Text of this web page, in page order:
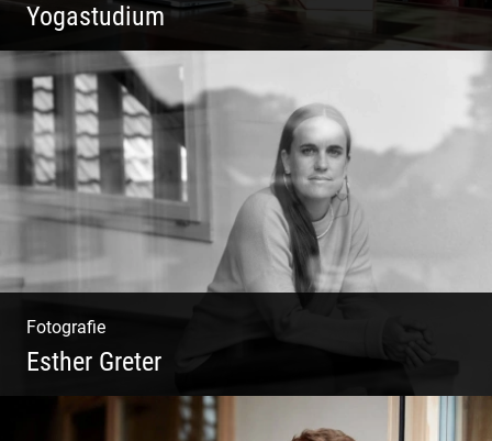
Yogastudium
Philosophie | Asana | Yogapraxis
Fotografie
Esther Greter
Coaching, Frauenkreise, Trantric Yoga: